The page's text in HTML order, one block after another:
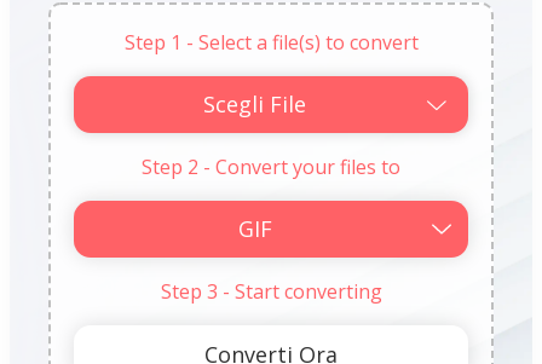
Step 1 - Select a file(s) to convert
Scegli File
Step 2 - Convert your files to
Step 3 - Start converting